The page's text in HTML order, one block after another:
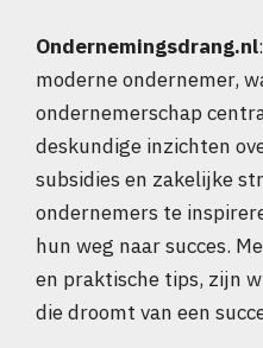
Ondernemingsdrang.nl
moderne ondernemer,
ondernemerschap
deskundige inzichten
subsidies en zakelijke
ondernemers te
hun weg naar succes.
en praktische tips, zijn
die droomt van een